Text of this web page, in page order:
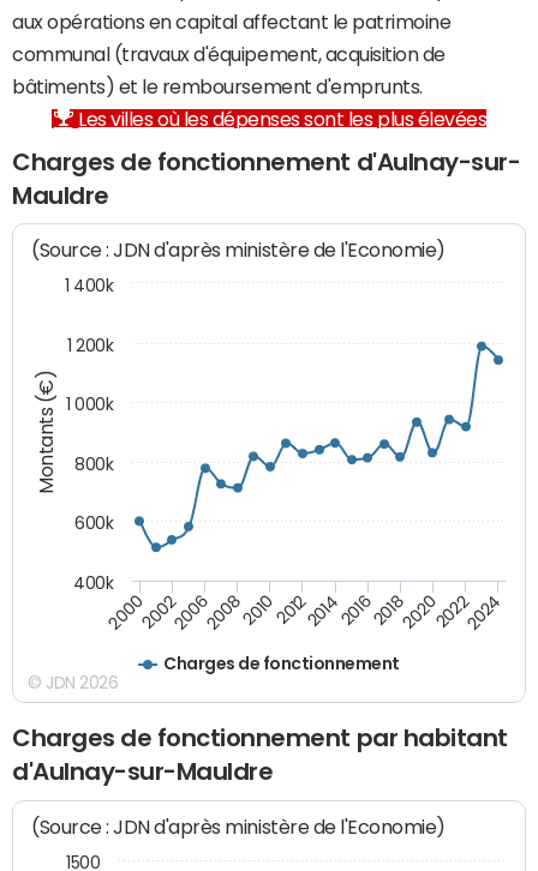
aux opérations en capital affectant le patrimoine
communal (travaux d'équipement, acquisition de
bâtiments) et le remboursement d'emprunts.
Les villes où les dépenses sont les plus élevées
Charges de fonctionnement d'Aulnay-sur-
Mauldre
Montants (€)
(Source : JDN d'après ministère de l'Economie)
Charges de fonctionnement
200020022006200820102012201420162018202020222024
400k
600k
800k
1 000k
1 200k
1 400k
© JDN 2026
Charges de fonctionnement par habitant
d'Aulnay-sur-Mauldre
(Source : JDN d'après ministère de l'Economie)
1500